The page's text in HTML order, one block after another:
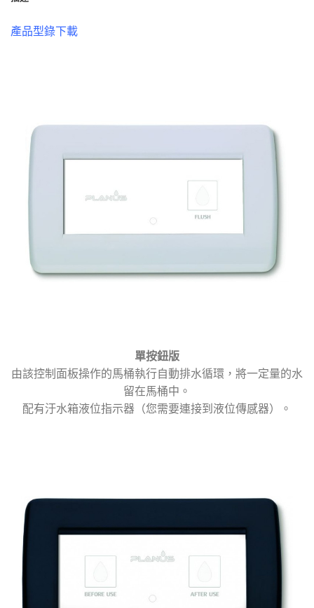
產品型錄下載
單按鈕版
由該控制面板操作的馬桶執行自動排水循環，將一定量的水
留在馬桶中。
配有汙水箱液位指示器（您需要連接到液位傳感器）。